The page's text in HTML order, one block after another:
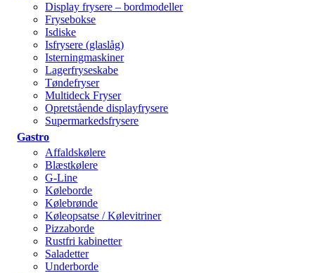
Display frysere – bordmodeller
Frysebokse
Isdiske
Isfrysere (glaslåg)
Isterningmaskiner
Lagerfryseskabe
Tøndefryser
Multideck Fryser
Opretstående displayfrysere
Supermarkedsfrysere
Gastro
Affaldskølere
Blæstkølere
G-Line
Køleborde
Kølebrønde
Køleopsatse / Kølevitriner
Pizzaborde
Rustfri kabinetter
Saladetter
Underborde